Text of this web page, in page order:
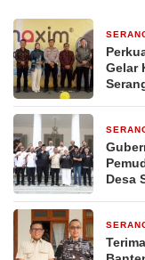
Gelar
Desa